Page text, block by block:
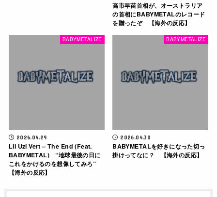
高市早苗首相が、オーストラリア
の首相にBABYMETALのレコード
を贈ったぞ 【海外の反応】
BABYMETALIZE
2026.04.29
Lil Uzi Vert – The End (Feat.
BABYMETAL) “地球最後の日に
これをかけるのを想像してみろ”
【海外の反応】
BABYMETALIZE
2026.04.30
BABYMETALを好きになった切っ
掛けってなに？ 【海外の反応】